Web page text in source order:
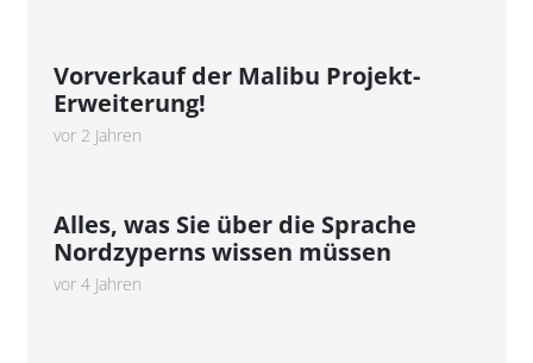
Vorverkauf der Malibu Projekt-
Erweiterung!
vor 2 Jahren
Alles, was Sie über die Sprache
Nordzyperns wissen müssen
vor 4 Jahren